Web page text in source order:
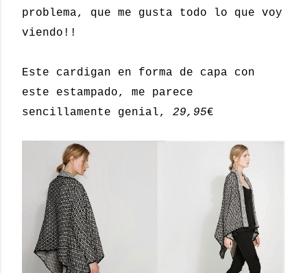
problema, que me gusta todo lo que voy
viendo!!
Este cardigan en forma de capa con
este estampado, me parece
sencillamente genial, 29,95€